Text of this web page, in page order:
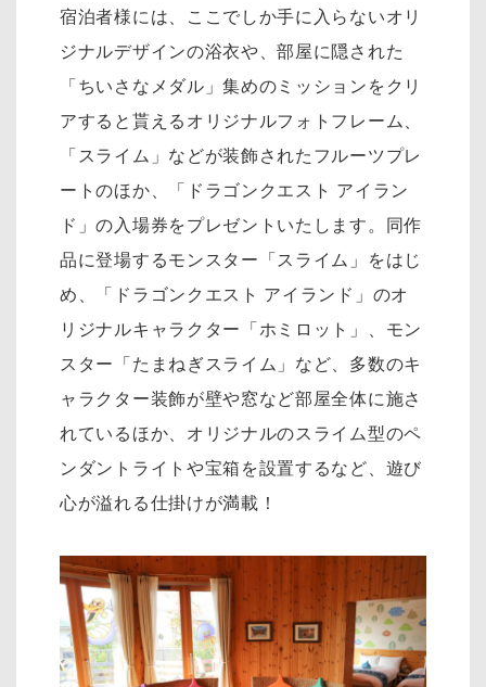
宿泊者様には、ここでしか手に入らないオリ
ジナルデザインの浴衣や、部屋に隠された
「ちいさなメダル」集めのミッションをクリ
アすると貰えるオリジナルフォトフレーム、
「スライム」などが装飾されたフルーツプレ
ートのほか、「ドラゴンクエスト アイラン
ド」の入場券をプレゼントいたします。同作
品に登場するモンスター「スライム」をはじ
め、「ドラゴンクエスト アイランド」のオ
リジナルキャラクター「ホミロット」、モン
スター「たまねぎスライム」など、多数のキ
ャラクター装飾が壁や窓など部屋全体に施さ
れているほか、オリジナルのスライム型のペ
ンダントライトや宝箱を設置するなど、遊び
心が溢れる仕掛けが満載！